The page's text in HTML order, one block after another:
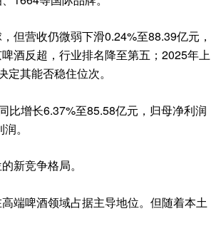
但营收仍微弱下滑0.24%至88.39亿元，
酒反超，行业排名降至第五；2025年上
其能否稳住位次。
比增长6.37%至85.58亿元，归母净利润
。
新竞争格局。
端啤酒领域占据主导地位。但随着本土